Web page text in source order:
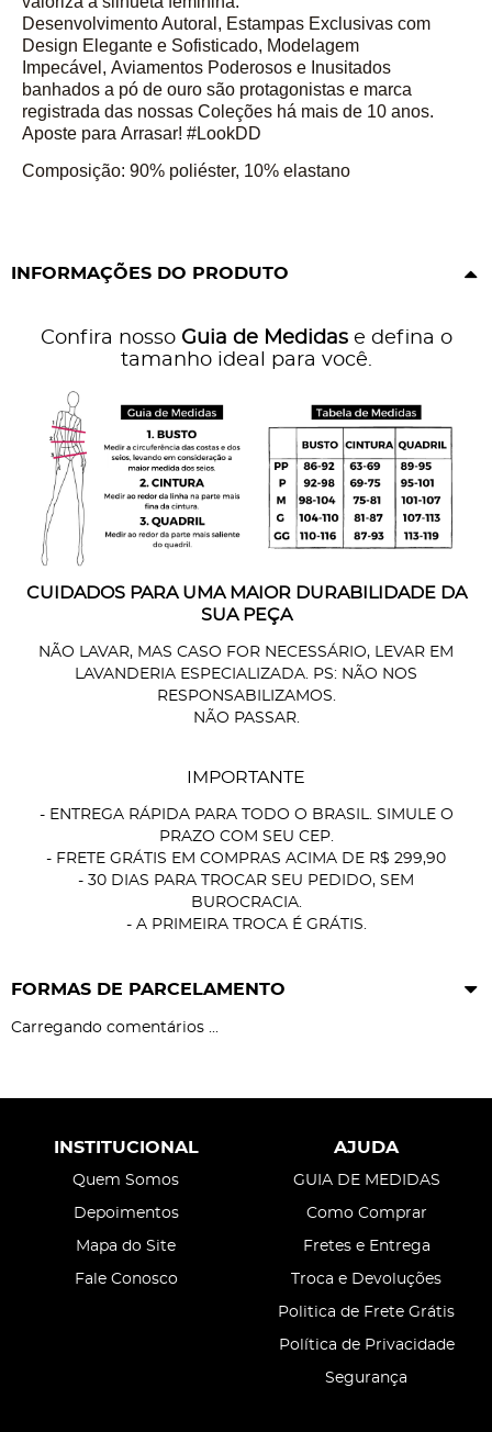
Desenvolvimento Autoral, Estampas Exclusivas com
Design Elegante e Sofisticado, Modelagem
Impecável, Aviamentos Poderosos e Inusitados
banhados a pó de ouro são protagonistas e marca
registrada das nossas Coleções há mais de 10 anos.
Aposte para Arrasar! #LookDD
Composição: 90% poliéster, 10% elastano
INFORMAÇÕES DO PRODUTO
Confira nosso Guia de Medidase defina o
tamanho ideal para você.
CUIDADOS PARA UMA MAIOR DURABILIDADE DA
SUA PEÇA
NÃO LAVAR, MAS CASO FOR NECESSÁRIO, LEVAR EM
LAVANDERIA ESPECIALIZADA. PS: NÃO NOS
RESPONSABILIZAMOS.
NÃO PASSAR.
IMPORTANTE
- ENTREGA RÁPIDA PARA TODO O BRASIL. SIMULE O
PRAZO COM SEU CEP.
- FRETE GRÁTIS EM COMPRAS ACIMA DE R$ 299,90
- 30 DIAS PARA TROCAR SEU PEDIDO, SEM
BUROCRACIA.
- A PRIMEIRA TROCA É GRÁTIS.
FORMAS DE PARCELAMENTO
Carregando comentários ...
INSTITUCIONAL
Quem Somos
Depoimentos
Mapa do Site
Fale Conosco
AJUDA
GUIA DE MEDIDAS
Como Comprar
Fretes e Entrega
Troca e Devoluções
Politica de Frete Grátis
Política de Privacidade
Segurança